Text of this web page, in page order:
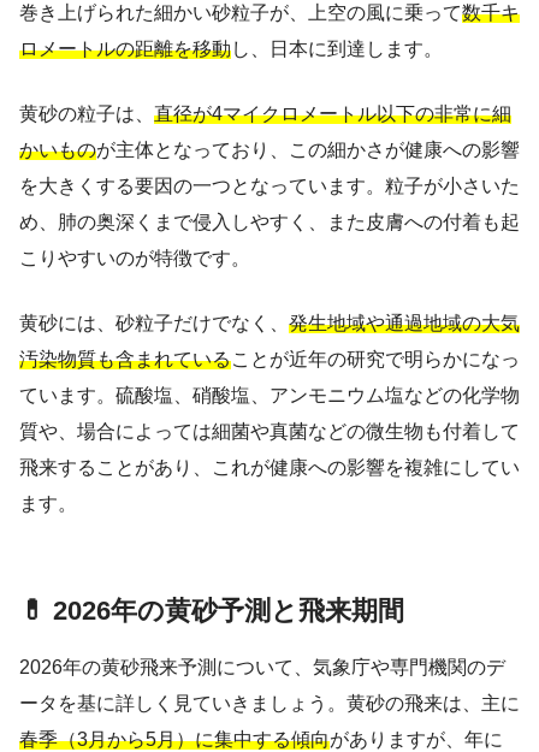
巻き上げられた細かい砂粒子が、上空の風に乗って数千キ
ロメートルの距離を移動し、日本に到達します。
黄砂の粒子は、 直径が4マイクロメートル以下の非常に細
かいものが主体となっており、この細かさが健康への影響
を大きくする要因の一つとなっています。粒子が小さいた
め、肺の奥深くまで侵入しやすく、また皮膚への付着も起
こりやすいのが特徴です。
黄砂には、砂粒子だけでなく、 発生地域や通過地域の大気
汚染物質も含まれていることが近年の研究で明らかになっ
ています。硫酸塩、硝酸塩、アンモニウム塩などの化学物
質や、場合によっては細菌や真菌などの微生物も付着して
飛来することがあり、これが健康への影響を複雑にしてい
ます。
💊 2026年の黄砂予測と飛来期間
2026年の黄砂飛来予測について、気象庁や専門機関のデ
ータを基に詳しく見ていきましょう。黄砂の飛来は、主に
春季（3月から5月）に集中する傾向がありますが、年に